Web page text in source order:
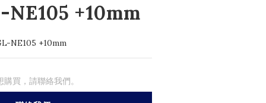
+10mm
NE105 +10mm
購買，請聯絡我們。